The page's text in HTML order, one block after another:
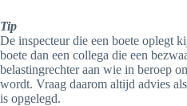
Tip
De inspecteur die een boete oplegt
boete dan een collega die een
belastingrechter aan wie in beroep
wordt. Vraag daarom altijd advies
is opgelegd.